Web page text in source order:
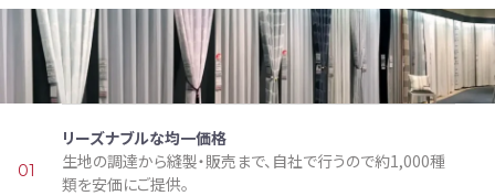
01
リーズナブルな均一価格
生地の調達から縫製・販売まで、自社で行うので約1,000種
類を安価にご提供。